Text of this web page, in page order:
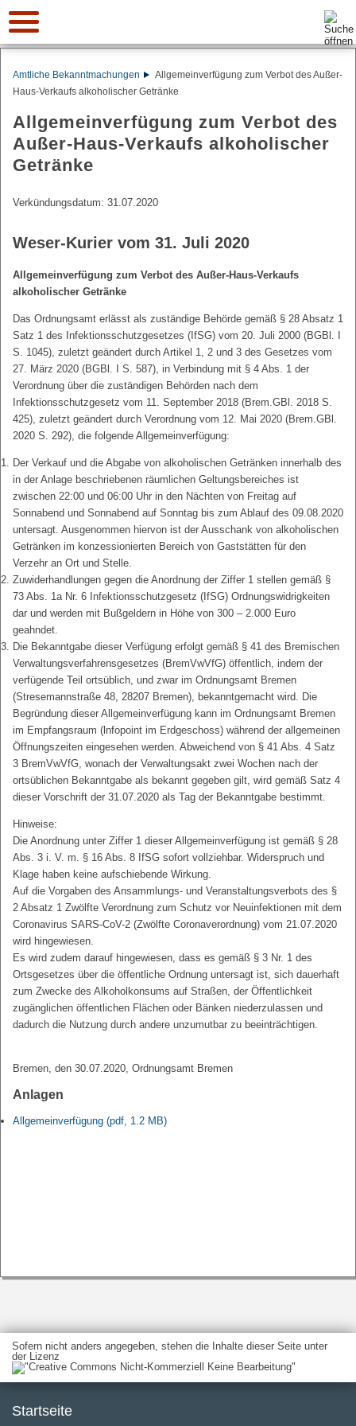
Suche:
Amtliche Bekanntmachungen
Allgemeinverfügung zum Verbot des Außer-
Haus-Verkaufs alkoholischer Getränke
Allgemeinverfügung zum Verbot des
Außer-Haus-Verkaufs alkoholischer
Getränke
Verkündungsdatum: 31.07.2020
Weser-Kurier vom 31. Juli 2020
Allgemeinverfügung zum Verbot des Außer-Haus-Verkaufs
alkoholischer Getränke
Das Ordnungsamt erlässt als zuständige Behörde gemäß § 28 Absatz 1
Satz 1 des Infektionsschutzgesetzes (IfSG) vom 20. Juli 2000 (BGBl. I
S. 1045), zuletzt geändert durch Artikel 1, 2 und 3 des Gesetzes vom
27. März 2020 (BGBl. I S. 587), in Verbindung mit § 4 Abs. 1 der
Verordnung über die zuständigen Behörden nach dem
Infektionsschutzgesetz vom 11. September 2018 (Brem.GBl. 2018 S.
425), zuletzt geändert durch Verordnung vom 12. Mai 2020 (Brem.GBl.
2020 S. 292), die folgende Allgemeinverfügung:
Der Verkauf und die Abgabe von alkoholischen Getränken innerhalb des
in der Anlage beschriebenen räumlichen Geltungsbereiches ist
zwischen 22:00 und 06:00 Uhr in den Nächten von Freitag auf
Sonnabend und Sonnabend auf Sonntag bis zum Ablauf des 09.08.2020
untersagt. Ausgenommen hiervon ist der Ausschank von alkoholischen
Getränken im konzessionierten Bereich von Gaststätten für den
Verzehr an Ort und Stelle.
Zuwiderhandlungen gegen die Anordnung der Ziffer 1 stellen gemäß §
73 Abs. 1a Nr. 6 Infektionsschutzgesetz (IfSG) Ordnungswidrigkeiten
dar und werden mit Bußgeldern in Höhe von 300 – 2.000 Euro
geahndet.
Die Bekanntgabe dieser Verfügung erfolgt gemäß § 41 des Bremischen
Verwaltungsverfahrensgesetzes (BremVwVfG) öffentlich, indem der
verfügende Teil ortsüblich, und zwar im Ordnungsamt Bremen
(Stresemannstraße 48, 28207 Bremen), bekanntgemacht wird. Die
Begründung dieser Allgemeinverfügung kann im Ordnungsamt Bremen
im Empfangsraum (lnfopoint im Erdgeschoss) während der allgemeinen
Öffnungszeiten eingesehen werden. Abweichend von § 41 Abs. 4 Satz
3 BremVwVfG, wonach der Verwaltungsakt zwei Wochen nach der
ortsüblichen Bekanntgabe als bekannt gegeben gilt, wird gemäß Satz 4
dieser Vorschrift der 31.07.2020 als Tag der Bekanntgabe bestimmt.
Hinweise:
Die Anordnung unter Ziffer 1 dieser Allgemeinverfügung ist gemäß § 28
Abs. 3 i. V. m. § 16 Abs. 8 IfSG sofort vollziehbar. Widerspruch und
Klage haben keine aufschiebende Wirkung.
Auf die Vorgaben des Ansammlungs- und Veranstaltungsverbots des §
2 Absatz 1 Zwölfte Verordnung zum Schutz vor Neuinfektionen mit dem
Coronavirus SARS-CoV-2 (Zwölfte Coronaverordnung) vom 21.07.2020
wird hingewiesen.
Es wird zudem darauf hingewiesen, dass es gemäß § 3 Nr. 1 des
Ortsgesetzes über die öffentliche Ordnung untersagt ist, sich dauerhaft
zum Zwecke des Alkoholkonsums auf Straßen, der Öffentlichkeit
zugänglichen öffentlichen Flächen oder Bänken niederzulassen und
dadurch die Nutzung durch andere unzumutbar zu beeinträchtigen.
Bremen, den 30.07.2020, Ordnungsamt Bremen
Anlagen
Allgemeinverfügung (pdf, 1.2 MB)
Sofern nicht anders angegeben, stehen die Inhalte dieser Seite unter
der Lizenz
Startseite